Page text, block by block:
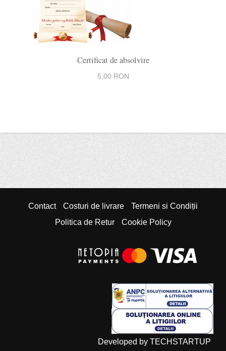
Certificat de absolvire
5,00 RON
Contact Costuri de livrare
Termeni si Condiții
Politica de Retur
Cookie Policy
Developed by TECHSTARTUP